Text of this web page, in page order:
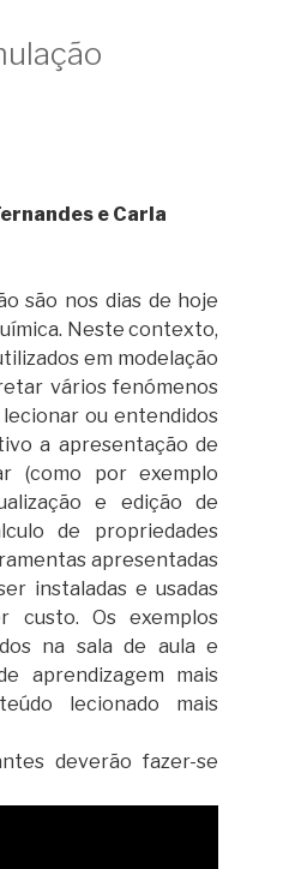
e Carla
são nos dias de hoje
Neste contexto,
em modelação
vários fenómenos
ou entendidos
a apresentação de
(como por exemplo
e edição de
de propriedades
apresentadas
instaladas e usadas
custo. Os exemplos
na sala de aula e
aprendizagem mais
lecionado mais
deverão fazer-se